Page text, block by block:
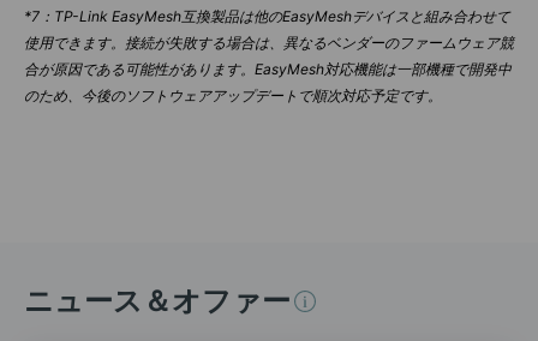
*7：TP-Link EasyMesh互換製品は他のEasyMeshデバイスと組み合わせて
使用できます。接続が失敗する場合は、異なるベンダーのファームウェア競
合が原因である可能性があります。EasyMesh対応機能は一部機種で開発中
のため、今後のソフトウェアアップデートで順次対応予定です。
ニュース＆オファー